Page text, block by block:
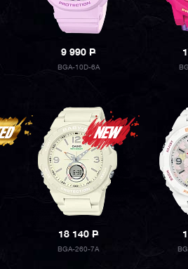
9 990P
BGA-10D-6A
18 140P
BGA-260-7A